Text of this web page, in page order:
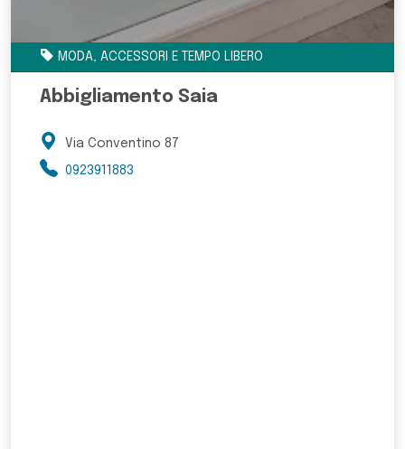
MODA, ACCESSORI E TEMPO LIBERO
Abbigliamento Saia
Via Conventino 87
0923911883